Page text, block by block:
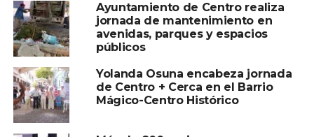
Compartir en:
Ayuntamiento de Centro realiza
jornada de mantenimiento en
avenidas, parques y espacios
públicos
Yolanda Osuna encabeza jornada
de Centro + Cerca en el Barrio
Mágico-Centro Histórico